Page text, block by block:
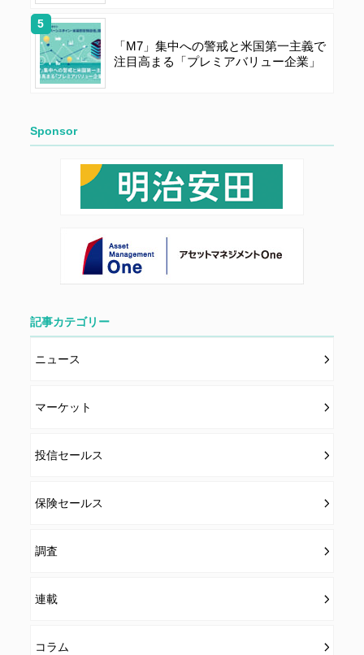
本サイトに掲載された情報、写真、その他の著作物は、
当社もしくは著作物の著作者または著作権者に帰属する
ものとします。会員は、当社著作物について複製、転
用、公衆送信、譲渡、翻案および翻訳などの著作権、商
標権などを侵害する行為を行ってはならないものとしま
当社は、一定の予告期間をもって本サイトのサービス停
止を行う場合があります。 会員への事前通知、承諾な
しに本サイトのサービス内容を変更する場合がありま
当社は、会員の個人情報を別途オンライン上に掲示する
「M7」集中への警戒と米国第一主義で
注目高まる「プレミアバリュー企業」
Sponsor
記事カテゴリー
ニュース
マーケット
投信セールス
保険セールス
調査
連載
コラム